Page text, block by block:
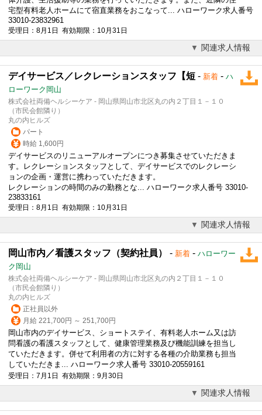
宅型有料老人ホームにて宿直業務をおこなって... ハローワーク求人番号
33010-23832961
受理日：8月1日 有効期限：10月31日
関連求人情報
デイサービス／レクレーションスタッフ【短 - 新着 - ハ
ローワーク岡山
株式会社両備ヘルシーケア - 岡山県岡山市北区丸の内２丁目１－１０
（市民会館隣り）
丸の内ヒルズ
パート
時給 1,600円
デイサービスのリニューアルオープンにつき募集させていただきま
す。レクレーションスタッフとして、デイサービスでのレクレーシ
ョンの企画・運営に携わっていただきます。
レクレーションの時間のみの勤務とな... ハローワーク求人番号 33010-
23833161
受理日：8月1日 有効期限：10月31日
関連求人情報
岡山市内／看護スタッフ（契約社員） - 新着 - ハローワー
ク岡山
株式会社両備ヘルシーケア - 岡山県岡山市北区丸の内２丁目１－１０
（市民会館隣り）
丸の内ヒルズ
正社員以外
月給 221,700円 ～ 251,700円
岡山市内のデイサービス、ショートステイ、有料老人ホーム又は訪
問看護の看護スタッフとして、健康管理業務及び機能訓練を担当し
ていただきます。併せて利用者の方に対する各種の介助業務も担当
していただきま... ハローワーク求人番号 33010-20559161
受理日：7月1日 有効期限：9月30日
関連求人情報